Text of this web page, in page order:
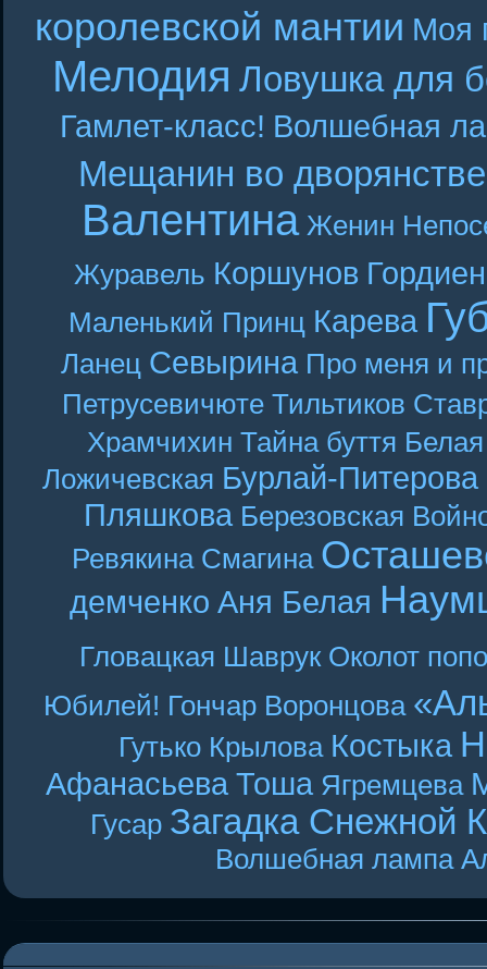
королевской мантии Моя
Мелодия Ловушка для
Гамлет-класс! Волшебная
Мещанин во дворянстве
Валентина Женин
Журавель Коршунов
Маленький Принц Карева
Ланец Севырина Про меня и
Петрусевичюте Тильтиков
Храмчихин Тайна буття
Ложичевская Бурлай-Питерова
Пляшкова Березовская
Ревякина Смагина
демченко Аня Белая
Гловацкая Шаврук Околот
Юбилей! Гончар Воронцова
Гутько Крылова Костыка
Афанасьева Тоша Ягремцева
Гусар Загадка Снежной
Волшебная лампа